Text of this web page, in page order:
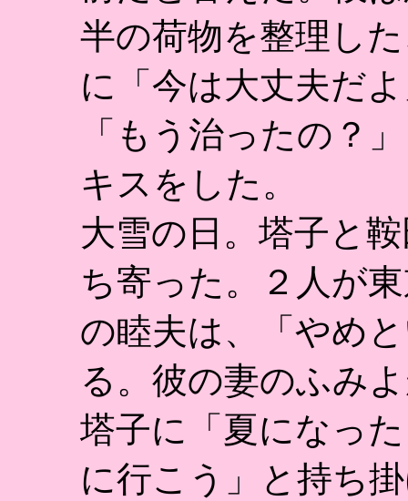
半の荷物を整理し
に「今は大丈夫だ
「もう治ったの？
キスをした。
大雪の日。塔子と
ち寄った。２人が
の睦夫は、「やめ
る。彼の妻のふみ
塔子に「夏になっ
に行こう」と持ち